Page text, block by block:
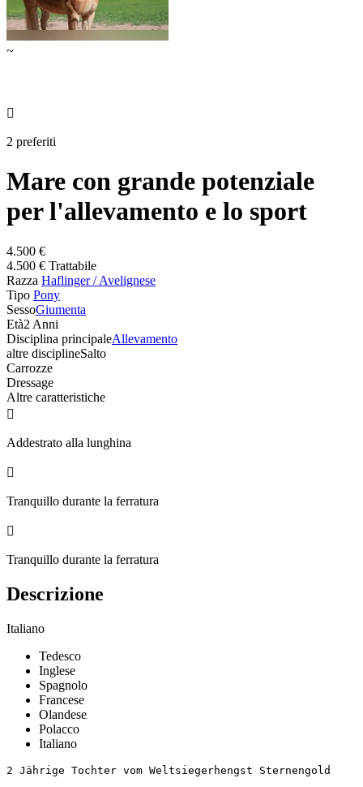
~

2 preferiti
Mare con grande potenziale
per l'allevamento e lo sport
4.500 €
4.500 € Trattabile
Razza Haflinger / Avelignese
Tipo Pony
SessoGiumenta
Età2 Anni
Disciplina principaleAllevamento
altre disciplineSalto
Carrozze
Dressage
Altre caratteristiche

Addestrato alla lunghina

Tranquillo durante la ferratura

Tranquillo durante la ferratura
Descrizione
Italiano
Tedesco
Inglese
Spagnolo
Francese
Olandese
Polacco
Italiano
2 Jährige Tochter vom Weltsiegerhengst Sternengold